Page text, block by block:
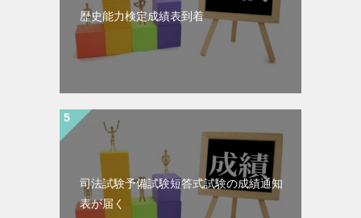
歴史能力検定成績表到着
司法試験予備試験短答式試験の成績通知
表が届く